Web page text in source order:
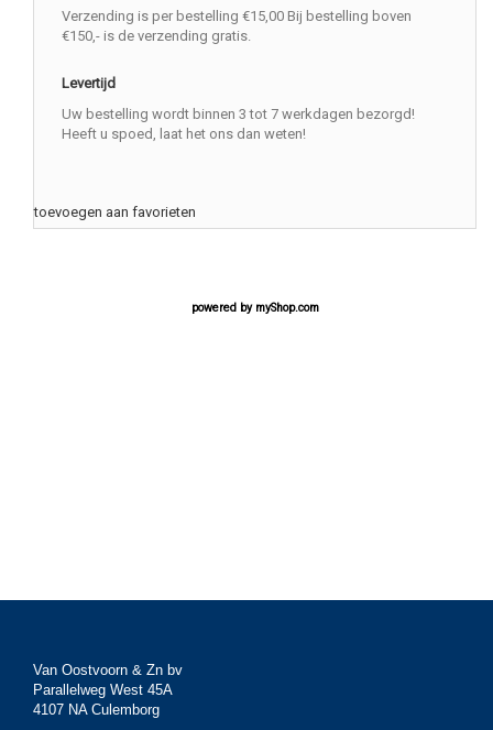
Verzending is per bestelling €15,00 Bij bestelling boven
€150,- is de verzending gratis.
Levertijd
Uw bestelling wordt binnen 3 tot 7 werkdagen bezorgd!
Heeft u spoed, laat het ons dan weten!
toevoegen aan favorieten
powered by myShop.com
Van Oostvoorn & Zn bv
Parallelweg West 45A
4107 NA Culemborg